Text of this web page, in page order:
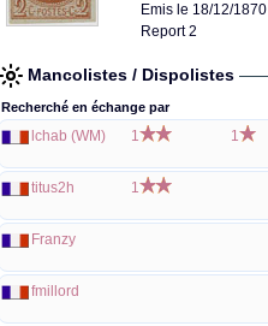
Emis le 18/12/1870
Report 2
Mancolistes / Dispolistes
Recherché en échange par
lchab (WM) 1 1
titus2h 1
Franzy
fmillord